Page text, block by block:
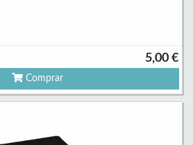
5,00 €
Comprar